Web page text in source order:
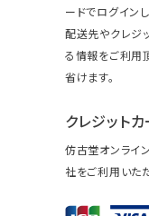
ードでログイン
配送先やクレジ
る情報をご利用
省けます。
クレジット
仿古堂オンライ
社をご利用いた